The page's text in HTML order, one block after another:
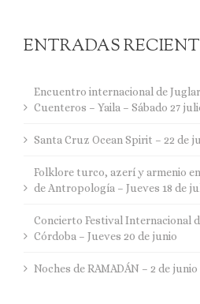
ENTRADAS
Encuentro internacional de
Cuenteros – Yaila – Sábado 27
Santa Cruz Ocean Spirit – 22 de
Folklore turco, azerí y armenio
de Antropología – Jueves 18 de
Concierto Festival Internacional
Córdoba – Jueves 20 de junio
Noches de RAMADÁN – 2 de junio